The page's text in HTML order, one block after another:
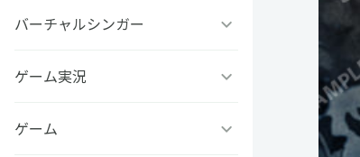
写真撮影背景
うちわ文字プリント
GIFUSHO 岐阜県立岐阜商
すにすて - SneakerStep
めておら - Meteorites -
騎士X - Knight X -
ぼくたちのあそびば
ププ
豆柴富とのふたり暮らし
VASE
クラーテイル
ななし学園 方言研究会
バーチャルシンガー
TOKYO6キャラクターズ
ゲーム実況
アマル
ゲーム